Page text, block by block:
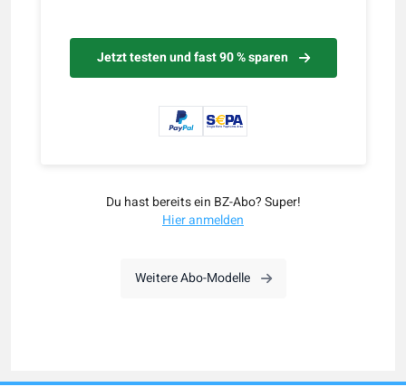
Jetzt testen und fast 90 % sparen
Du hast bereits ein BZ-Abo? Super!
Hier anmelden
Weitere Abo-Modelle